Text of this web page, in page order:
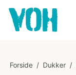
Forside / Dukker /